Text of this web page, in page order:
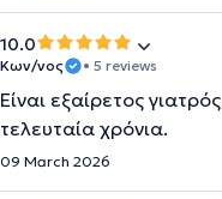
10.0
Κων/νος • 5 reviews
Είναι εξαίρετος
τελευταία χρόνια.
09 March 2026